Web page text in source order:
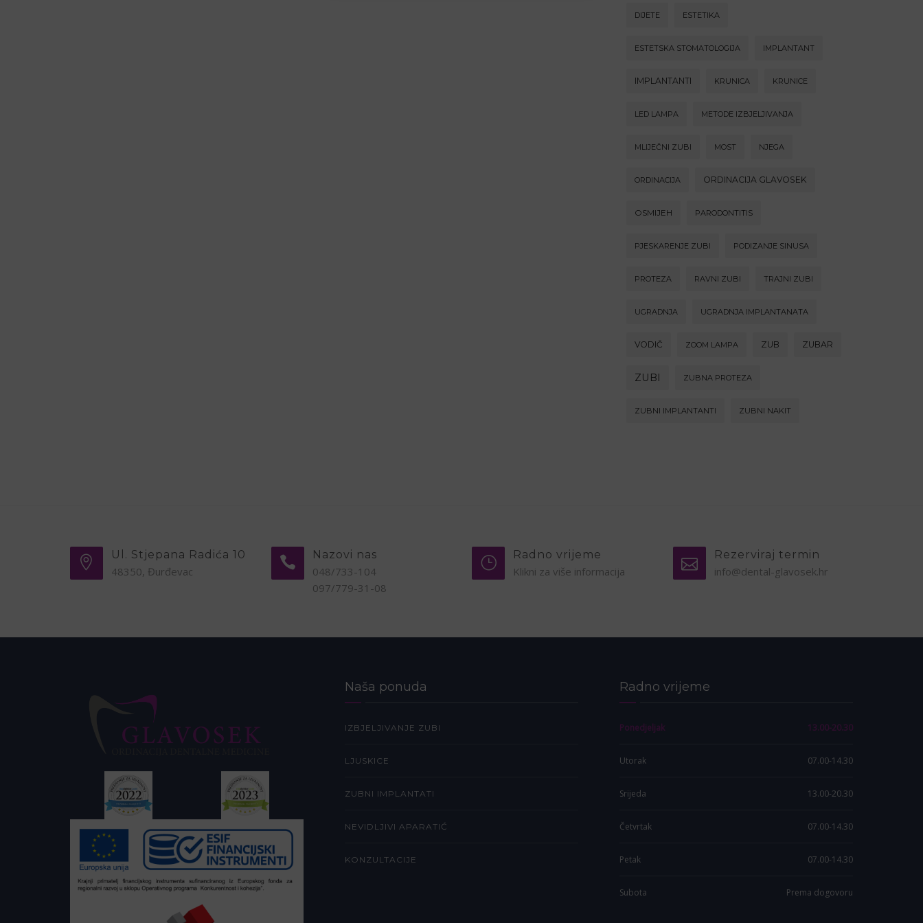
DIJETE ESTETIKA
ESTETSKA STOMATOLOGIJA IMPLANTANT
IMPLANTANTI KRUNICA KRUNICE
LED LAMPA METODE IZBJELJIVANJA
MLIJEČNI ZUBI MOST NJEGA
ORDINACIJA ORDINACIJA GLAVOSEK
OSMIJEH PARODONTITIS
PJESKARENJE ZUBI PODIZANJE SINUSA
PROTEZA RAVNI ZUBI TRAJNI ZUBI
UGRADNJA UGRADNJA IMPLANTANATA
VODIČ ZOOM LAMPA ZUB ZUBAR
ZUBI ZUBNA PROTEZA
ZUBNI IMPLANTANTI ZUBNI NAKIT
Ul. Stjepana Radića 10
48350, Đurđevac
Nazovi nas
048/733-104
097/779-31-08
Radno vrijeme
Klikni za više informacija
Rezerviraj termin
info@dental-glavosek.hr
Naša ponuda
IZBJELJIVANJE ZUBI
LJUSKICE
ZUBNI IMPLANTATI
NEVIDLJIVI APARATIĆ
KONZULTACIJE
Radno vrijeme
Ponedjeljak 13.00-20.30
Utorak 07.00-14.30
Srijeda 13.00-20.30
Četvrtak 07.00-14.30
Petak 07.00-14.30
Subota Prema dogovoru